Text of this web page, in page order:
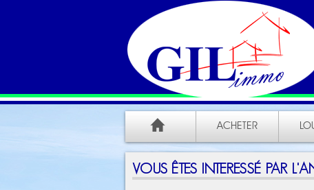
ACHETER
VOUS ÊTES INTERESSÉ PAR